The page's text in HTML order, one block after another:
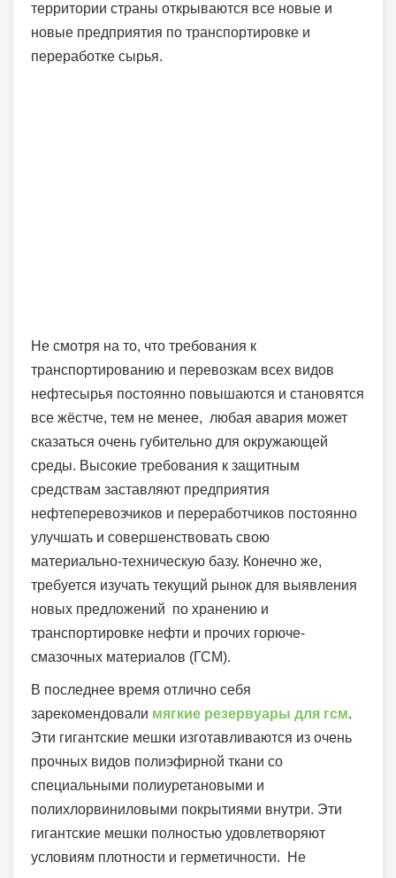
территории страны открываются все новые и
новые предприятия по транспортировке и
переработке сырья.
Не смотря на то, что требования к
транспортированию и перевозкам всех видов
нефтесырья постоянно повышаются и становятся
все жёстче, тем не менее, любая авария может
сказаться очень губительно для окружающей
среды. Высокие требования к защитным
средствам заставляют предприятия
нефтеперевозчиков и переработчиков постоянно
улучшать и совершенствовать свою
материально-техническую базу. Конечно же,
требуется изучать текущий рынок для выявления
новых предложений по хранению и
транспортировке нефти и прочих горюче-
смазочных материалов (ГСМ).
В последнее время отлично себя
зарекомендовали мягкие резервуары для гсм.
Эти гигантские мешки изготавливаются из очень
прочных видов полиэфирной ткани со
специальными полиуретановыми и
полихлорвиниловыми покрытиями внутри. Эти
гигантские мешки полностью удовлетворяют
условиям плотности и герметичности. Не